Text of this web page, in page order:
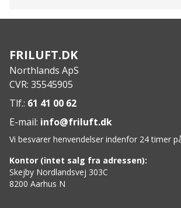
det helt rigtige valg for dig, der går
Produktkode: 605198
FRILUFT.DK
Northlands ApS
CVR: 35545905
Tlf.: 61 41 00 62
E-mail: info@friluft.dk
Vi besvarer henvendelser indenfor 24 timer
Kontor (intet salg fra adressen):
Skejby Nordlandsvej 303C
8200 Aarhus N